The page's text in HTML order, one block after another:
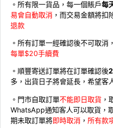
。所有限一貨品，每一個賬戶每
易會自動取消 ，而交易金額將扣
退款
。所有訂單一經確認後不可取
每單$20手續費
。順豐寄送訂單將在訂單確認後
多，出貨日子將會延長，希望客
。門市自取訂單不能即日取貨 ，
WhatsApp通知客人可以取貨，
期未取訂單將即時取消 ， 所有款